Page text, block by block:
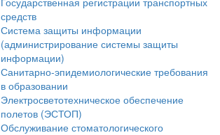
средств
Система защиты информации
(администрирование системы защиты
информации)
Санитарно-эпидемиологические требования
в образовании
Электросветотехническое обеспечение
полетов (ЭСТОП)
Обслуживание стоматологического